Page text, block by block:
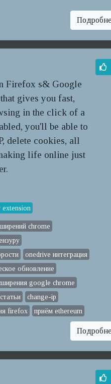
Firefox s& Google
gives you fast,
in the click of a
you'll be able to
delete cookies, all
life online just
chrome
onedrive интеграция
обновление
google chrome
change-ip
firefox приём ethereum